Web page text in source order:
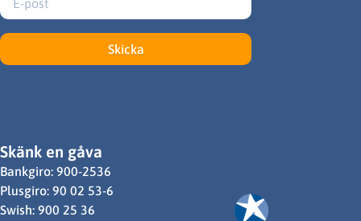
Skicka
Skänk en gåva
Bankgiro: 900-2536
Plusgiro: 90 02 53-6
Swish: 900 25 36